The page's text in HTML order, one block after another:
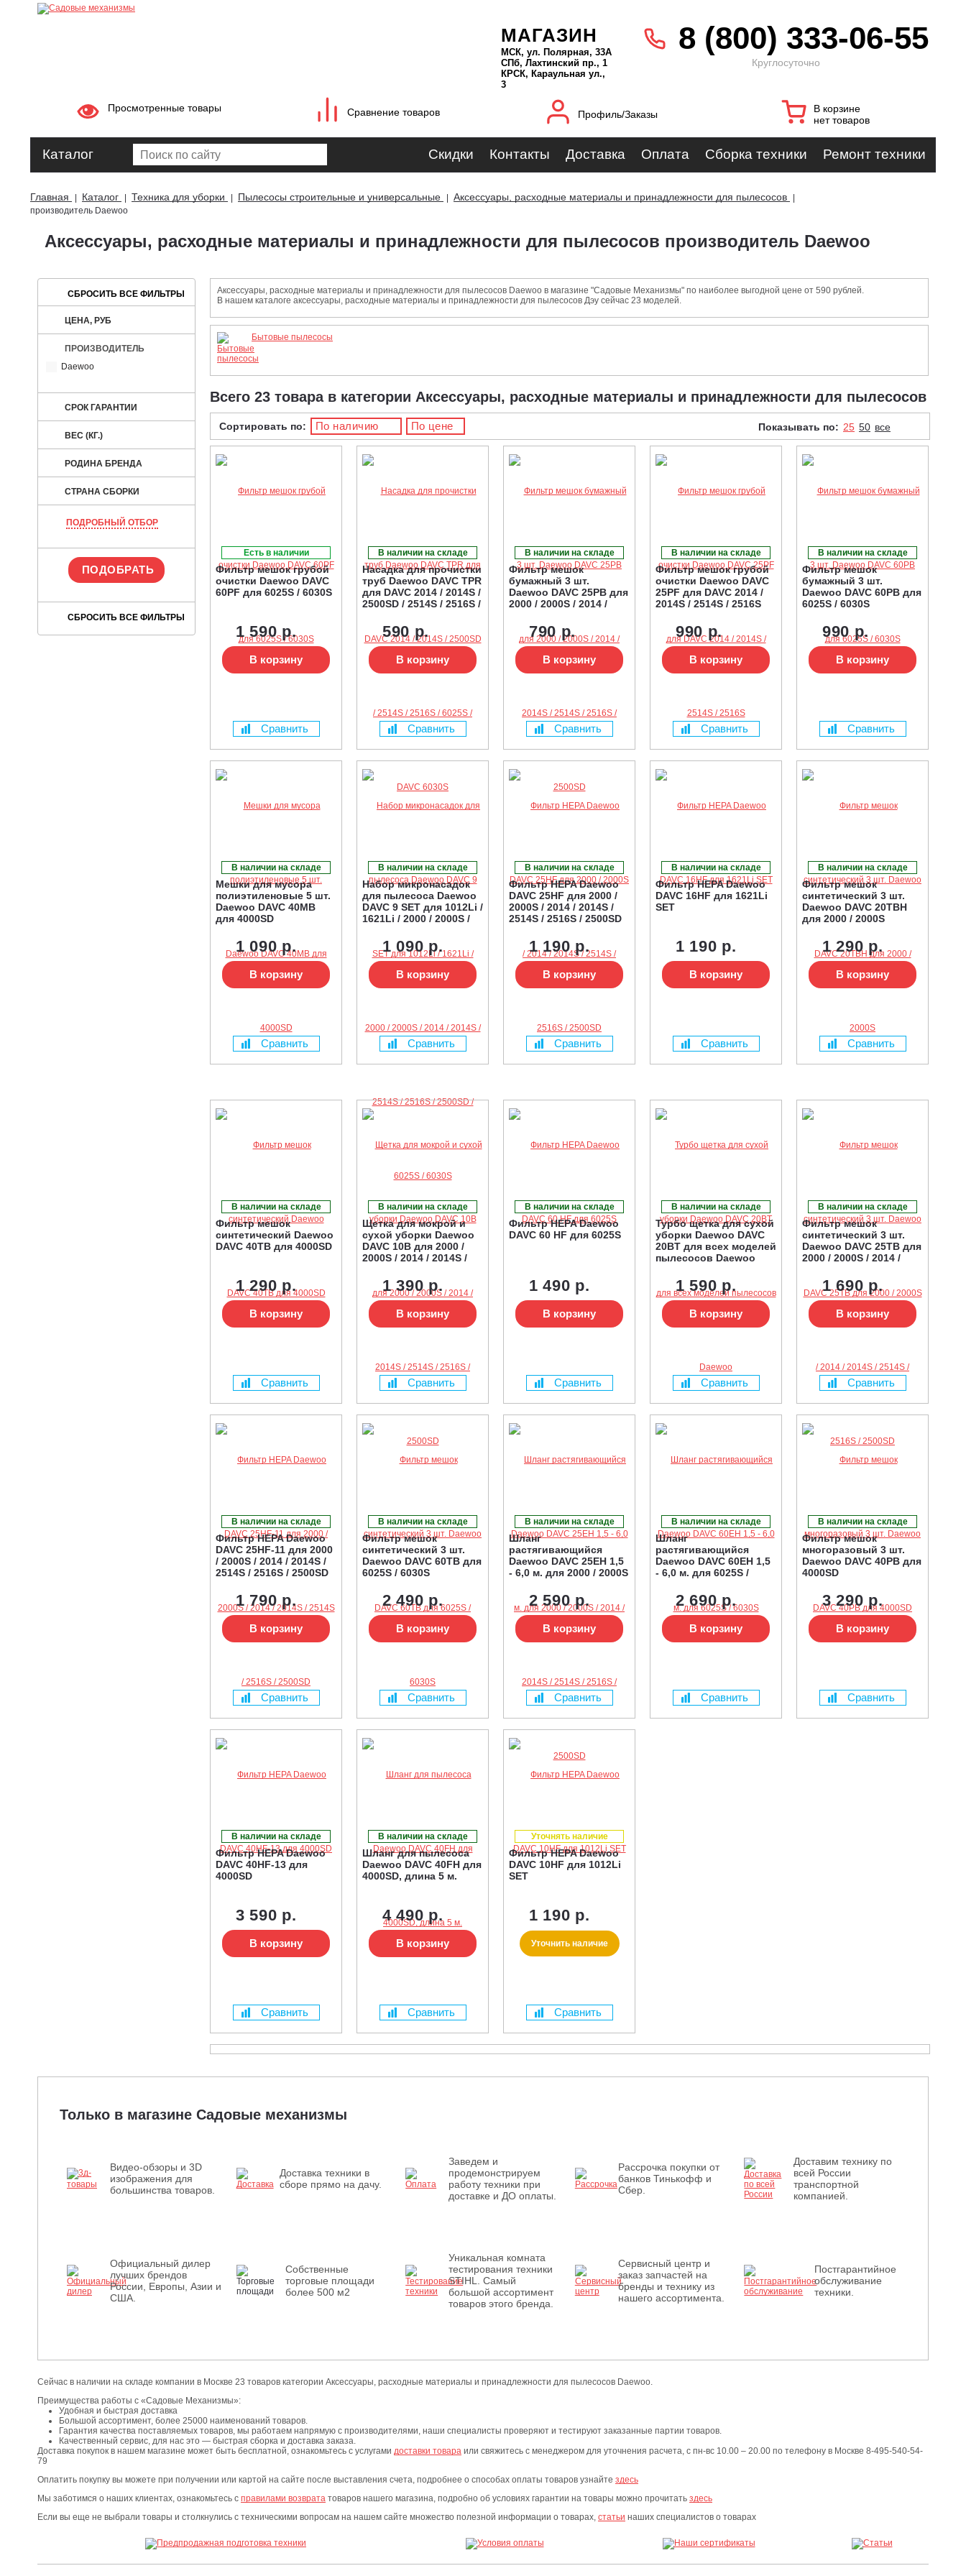
МАГАЗИН
МСК, ул. Полярная, 33А
СПб, Лахтинский пр., 1
КРСК, Караульная ул.,
3
8 (800) 333-06-55
Круглосуточно
Просмотренные товары Сравнение товаров Профиль/Заказы
В корзине
нет товаров
Каталог Скидки Контакты Доставка Оплата Сборка техники Ремонт техники
Главная Каталог Техника для уборки Пылесосы строительные и универсальные Аксессуары, расходные материалы и принадлежности для пылесосов
производитель Daewoo
Аксессуары, расходные материалы и принадлежности для пылесосов производитель Daewoo
ЦЕНА, РУБ
ПРОИЗВОДИТЕЛЬ
Daewoo
СРОК ГАРАНТИИ
ВЕС (КГ.)
РОДИНА БРЕНДА
СТРАНА СБОРКИ
ПОДРОБНЫЙ ОТБОР
Аксессуары, расходные материалы и принадлежности для пылесосов Daewoo в магазине "Садовые Механизмы" по наиболее выгодной цене от 590 рублей.
В нашем каталоге аксессуары, расходные материалы и принадлежности для пылесосов Дэу сейчас 23 моделей.
Бытовые пылесосы
Всего 23 товара в категории Аксессуары, расходные материалы и принадлежности для пылесосов
Сортировать по: По наличию По цене Показывать по: 25 50 все
Есть в наличии
Фильтр мешок грубой
очистки Daewoo DAVC
60PF для 6025S / 6030S
1 590 р.
В корзину
Сравнить
В наличии на складе
Насадка для прочистки
труб Daewoo DAVC TPR
для DAVC 2014 / 2014S /
2500SD / 2514S / 2516S /
590 р.
В корзину
Сравнить
В наличии на складе
Фильтр мешок
бумажный 3 шт.
Daewoo DAVC 25PB для
2000 / 2000S / 2014 /
2500SD790 р.
В корзину
Сравнить
В наличии на складе
Фильтр мешок грубой
очистки Daewoo DAVC
25PF для DAVC 2014 /
2014S / 2514S / 2516S
990 р.
В корзину
Сравнить
В наличии на складе
Фильтр мешок
бумажный 3 шт.
Daewoo DAVC 60PB для
6025S / 6030S
990 р.
В корзину
Сравнить
В наличии на складе
Мешки для мусора
полиэтиленовые 5 шт.
Daewoo DAVC 40MB
для 4000SD
1 090 р.
В корзину
Сравнить
В наличии на складе
Набор микронасадок
для пылесоса Daewoo
DAVC 9 SET для 1012Li /
1621Li / 2000 / 2000S /
2516S / 2500SD / 6025S /
6030S1 090 р.
В корзину
Сравнить
В наличии на складе
Фильтр HEPA Daewoo
DAVC 25HF для 2000 /
2000S / 2014 / 2014S /
2514S / 2516S / 2500SD
1 190 р.
В корзину
Сравнить
В наличии на складе
Фильтр HEPA Daewoo
DAVC 16HF для 1621Li
SET
1 190 р.
В корзину
Сравнить
В наличии на складе
Фильтр мешок
синтетический 3 шт.
Daewoo DAVC 20TBH
для 2000 / 2000S
1 290 р.
В корзину
Сравнить
В наличии на складе
Фильтр мешок
синтетический Daewoo
DAVC 40ТB для 4000SD
1 290 р.
В корзину
Сравнить
В наличии на складе
Щетка для мокрой и
сухой уборки Daewoo
DAVC 10B для 2000 /
2000S / 2014 / 2014S /
1 390 р.
В корзину
Сравнить
В наличии на складе
Фильтр HEPA Daewoo
DAVC 60 HF для 6025S
1 490 р.
В корзину
Сравнить
В наличии на складе
Турбо щетка для сухой
уборки Daewoo DAVC
20BT для всех моделей
пылесосов Daewoo
1 590 р.
В корзину
Сравнить
В наличии на складе
Фильтр мешок
синтетический 3 шт.
Daewoo DAVC 25TB для
2000 / 2000S / 2014 /
2500SD1 690 р.
В корзину
Сравнить
В наличии на складе
Фильтр HEPA Daewoo
DAVC 25HF-11 для 2000
/ 2000S / 2014 / 2014S /
2514S / 2516S / 2500SD
1 790 р.
В корзину
Сравнить
В наличии на складе
Фильтр мешок
синтетический 3 шт.
Daewoo DAVC 60TB для
6025S / 6030S
2 490 р.
В корзину
Сравнить
В наличии на складе
Шланг
растягивающийся
Daewoo DAVC 25EH 1,5
- 6,0 м. для 2000 / 2000S
2516S / 2500SD
2 590 р.
В корзину
Сравнить
В наличии на складе
Шланг
растягивающийся
Daewoo DAVC 60EH 1,5
- 6,0 м. для 6025S /
2 690 р.
В корзину
Сравнить
В наличии на складе
Фильтр мешок
многоразовый 3 шт.
Daewoo DAVC 40PB для
4000SD
3 290 р.
В корзину
Сравнить
В наличии на складе
Фильтр HEPA Daewoo
DAVC 40HF-13 для
4000SD
3 590 р.
В корзину
Сравнить
В наличии на складе
Шланг для пылесоса
Daewoo DAVC 40FH для
4000SD, длина 5 м.
4 490 р.
В корзину
Сравнить
Уточнять наличие
Фильтр HEPA Daewoo
DAVC 10HF для 1012Li
SET
1 190 р.
Уточнить наличие
Сравнить
Только в магазине Садовые механизмы
Видео-обзоры и 3D
изображения для
большинства товаров.
Доставка техники в
сборе прямо на дачу.
Заведем и
продемонстрируем
работу техники при
доставке и ДО оплаты.
Рассрочка покупки от
банков Тинькофф и
Сбер.
Доставим технику по
всей России
транспортной
компанией.
Официальный дилер
лучших брендов
России, Европы, Азии и
США.
Собственные
торговые площади
более 500 м2
Уникальная комната
тестирования техники
STIHL. Самый
большой ассортимент
товаров этого бренда.
Сервисный центр и
заказ запчастей на
бренды и технику из
нашего ассортимента.
Постгарантийное
обслуживание
техники.
Сейчас в наличии на складе компании в Москве 23 товаров категории Аксессуары, расходные материалы и принадлежности для пылесосов Daewoo.
Преимущества работы с «Садовые Механизмы»:
Удобная и быстрая доставка
Большой ассортимент, более 25000 наименований товаров.
Гарантия качества поставляемых товаров, мы работаем напрямую с производителями, наши специалисты проверяют и тестируют заказанные партии товаров.
Качественный сервис, для нас это — быстрая сборка и доставка заказа.
Доставка покупок в нашем магазине может быть бесплатной, ознакомьтесь с услугами доставки товара или свяжитесь с менеджером для уточнения расчета, с пн-вс 10.00 – 20.00 по телефону в Москве 8-495-540-54-
79
Оплатить покупку вы можете при получении или картой на сайте после выставления счета, подробнее о способах оплаты товаров узнайте здесь
Мы заботимся о наших клиентах, ознакомьтесь с правилами возврата товаров нашего магазина, подробно об условиях гарантии на товары можно прочитать здесь
Если вы еще не выбрали товары и столкнулись с техническими вопросам на нашем сайте множество полезной информации о товарах, статьи наших специалистов о товарах